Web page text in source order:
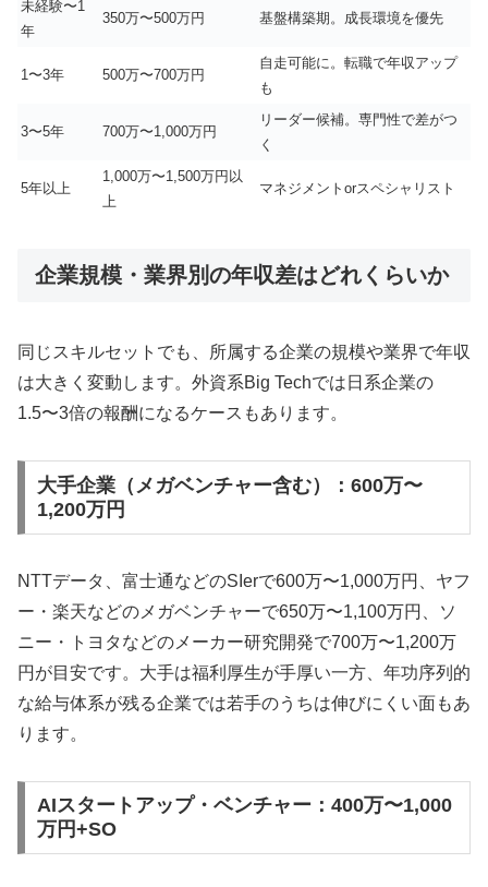
未経験〜1
年
350万〜500万円 基盤構築期。成長環境を優先
1〜3年 500万〜700万円
自走可能に。転職で年収アップ
も
3〜5年 700万〜1,000万円
リーダー候補。専門性で差がつ
く
5年以上
1,000万〜1,500万円以
上
マネジメントorスペシャリスト
企業規模・業界別の年収差はどれくらいか
同じスキルセットでも、所属する企業の規模や業界で年収
は大きく変動します。外資系Big Techでは日系企業の
1.5〜3倍の報酬になるケースもあります。
大手企業（メガベンチャー含む）：600万〜
1,200万円
NTTデータ、富士通などのSIerで600万〜1,000万円、ヤフ
ー・楽天などのメガベンチャーで650万〜1,100万円、ソ
ニー・トヨタなどのメーカー研究開発で700万〜1,200万
円が目安です。大手は福利厚生が手厚い一方、年功序列的
な給与体系が残る企業では若手のうちは伸びにくい面もあ
ります。
AIスタートアップ・ベンチャー：400万〜1,000
万円+SO